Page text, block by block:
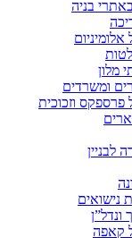
בניה
מלון
ומשרדים
וזכוכית
לבניין
נישואים
ונדל”ן
קאפה